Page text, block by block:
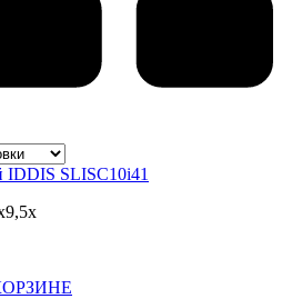
SLISC10i41